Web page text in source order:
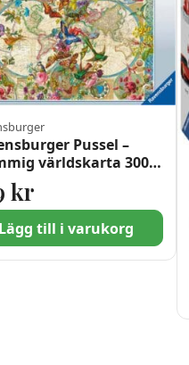
Pussel –
världskarta 3000
kr
Lägg till i varukorg